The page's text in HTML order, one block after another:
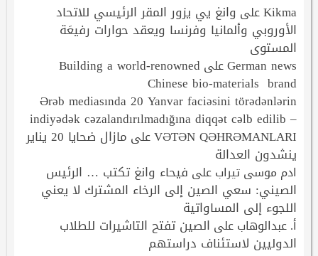
Kikmaعلى وانغ يي يزور المقر الرئيسي للاتحاد
الأوروبي وألمانيا وفرنسا ويعقد حوارات رفيعَة
المستوى
German newsعلى Building a world-renowned
Chinese bio-materials brand
Ərəb mediasında 20 Yanvar faciəsini törədənlərin
indiyədək cəzalandırılmadığına diqqət cəlb edilib –
VƏTƏN QƏHRƏMANLARIعلى مازال ضحايا 20 يناير
ينشدون العدالة
ادم موسى تيرابعلى فيحاء وانغ تكتب … الرئيس
الصيني: سعي الصين إلى الرخاء المشترك لا يعني
اللجوء إلى المساواتية
أ. عبدالوهابعلى الصين تفتح التاشيرات للطلاب
الدوليين لاستئناف دراستهم